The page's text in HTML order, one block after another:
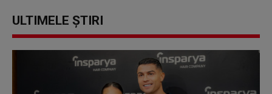
ULTIMELE ȘTIRI